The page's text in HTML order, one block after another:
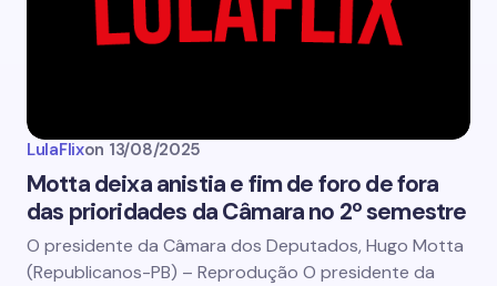
LulaFlixon 13/08/2025
Motta deixa anistia e fim de foro de fora
das prioridades da Câmara no 2º semestre
O presidente da Câmara dos Deputados, Hugo Motta
(Republicanos-PB) – Reprodução O presidente da